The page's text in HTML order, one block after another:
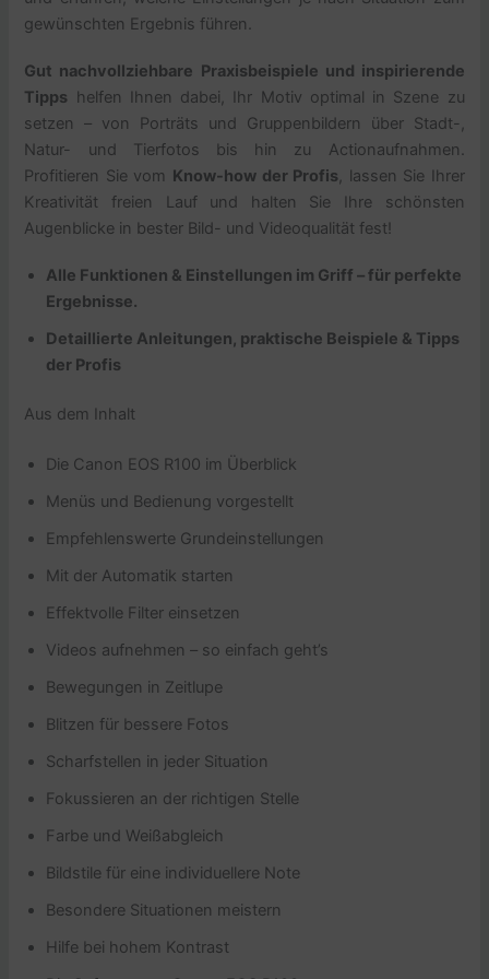
gewünschten Ergebnis führen.
Gut nachvollziehbare Praxisbeispiele und inspirierende
Tipps helfen Ihnen dabei, Ihr Motiv optimal in Szene zu
setzen – von Porträts und Gruppenbildern über Stadt-,
Natur- und Tierfotos bis hin zu Actionaufnahmen.
Profitieren Sie vom Know-how der Profis , lassen Sie Ihrer
Kreativität freien Lauf und halten Sie Ihre schönsten
Augenblicke in bester Bild- und Videoqualität fest!
Alle Funktionen & Einstellungen im Griff – für perfekte
Ergebnisse.
Detaillierte Anleitungen, praktische Beispiele & Tipps
der Profis
Aus dem Inhalt
Die Canon EOS R100 im Überblick
Menüs und Bedienung vorgestellt
Empfehlenswerte Grundeinstellungen
Mit der Automatik starten
Effektvolle Filter einsetzen
Videos aufnehmen – so einfach geht’s
Bewegungen in Zeitlupe
Blitzen für bessere Fotos
Scharfstellen in jeder Situation
Fokussieren an der richtigen Stelle
Farbe und Weißabgleich
Bildstile für eine individuellere Note
Besondere Situationen meistern
Hilfe bei hohem Kontrast